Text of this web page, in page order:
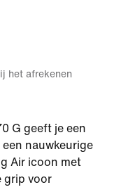
het afrekenen
G geeft je een
nauwkeurige
Air icoon met
grip voor